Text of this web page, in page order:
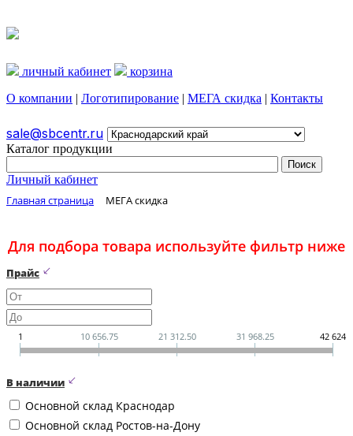
личный кабинет
корзина
О компании | Логотипирование | МЕГА скидка | Контакты
sale@sbcentr.ru
Каталог продукции
Личный кабинет
Главная страница МЕГА скидка
Для подбора товара используйте фильтр ниже
Прайс
1 10 656.75 21 312.50 31 968.25 42 624
В наличии
Основной склад Краснодар
Основной склад Ростов-на-Дону